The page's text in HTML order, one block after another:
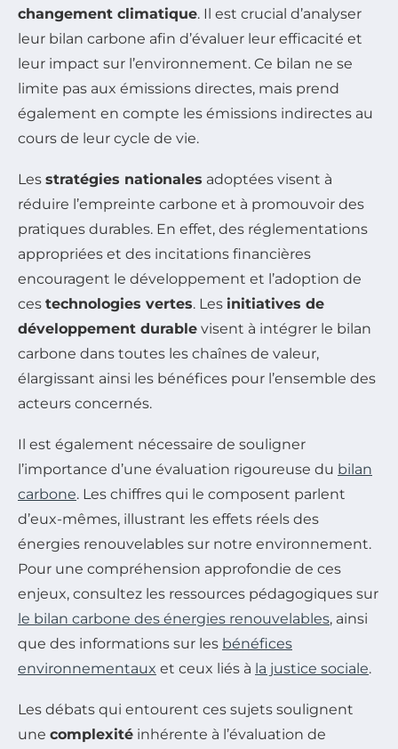
changement climatique. Il est crucial d’analyser
leur bilan carbone afin d’évaluer leur efficacité et
leur impact sur l’environnement. Ce bilan ne se
limite pas aux émissions directes, mais prend
également en compte les émissions indirectes au
cours de leur cycle de vie.
Les stratégies nationales adoptées visent à
réduire l’empreinte carbone et à promouvoir des
pratiques durables. En effet, des réglementations
appropriées et des incitations financières
encouragent le développement et l’adoption de
ces technologies vertes. Les initiatives de
développement durable visent à intégrer le bilan
carbone dans toutes les chaînes de valeur,
élargissant ainsi les bénéfices pour l’ensemble des
acteurs concernés.
Il est également nécessaire de souligner
l’importance d’une évaluation rigoureuse du bilan
carbone. Les chiffres qui le composent parlent
d’eux-mêmes, illustrant les effets réels des
énergies renouvelables sur notre environnement.
Pour une compréhension approfondie de ces
enjeux, consultez les ressources pédagogiques sur
le bilan carbone des énergies renouvelables, ainsi
que des informations sur les bénéfices
environnementaux et ceux liés à la justice sociale.
Les débats qui entourent ces sujets soulignent
une complexité inhérente à l’évaluation de